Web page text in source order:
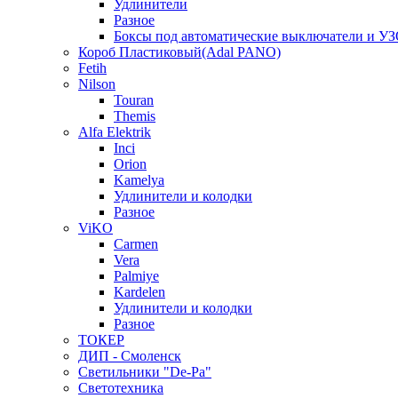
Удлинители
Разное
Боксы под автоматические выключатели и
Короб Пластиковый(Adal PANO)
Fetih
Nilson
Touran
Themis
Alfa Elektrik
Inci
Orion
Kamelya
Удлинители и колодки
Разное
ViKO
Carmen
Vera
Palmiye
Kardelen
Удлинители и колодки
Разное
ТОКЕР
ДИП - Смоленск
Светильники "De-Pa"
Светотехника